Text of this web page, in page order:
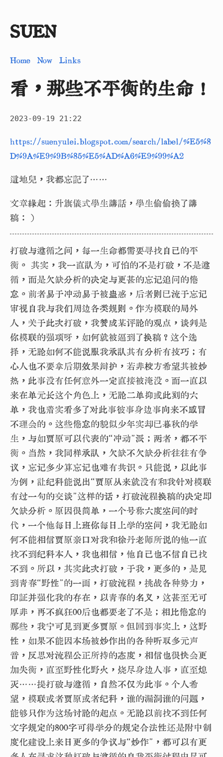
SUEN
Home Now Links
看，那些不平衡的生命！
2023-09-19 21:22
https://suenyulei.blogspot.com/search/label/%E5%8
D%9A%E9%9B%85%E5%AD%A6%E9%99%A2
這地兒，我都忘記了……
文章緣起：升旗儀式學生講話，學生偷偷換了講
稿：）
打破与遵循之间，每一生命都需要寻找自己的平
衡。 其实，我一直认为，可怕的不是打破，不是遵
循，而是欠缺分析的决定与更甚的忘记追问的倦
怠。前者易于冲动易于被蛊惑，后者则已流于忘记
审视自我与我们周边各类规则。作为模联的局外
人，关于此次打破，我赞成某评论的观点，谈判是
你模联的强项呀，如何就被逼到了换稿？这个选
择，无论如何不能说服我承认其有分析有技巧；有
心人也不要拿后期效果辩护，若非校方希望其被炒
热，此事没有任何意外一定直接被淹没。而一直以
来在单元长这个角色上，无论二单抑或此刻的六
单，我也着实看多了对此事彼事身边事向来不感冒
不理会的。这些倦怠的貌似少年实却已暮秋的学
生，与如贾原可以代表的“冲动”派；两者，都不平
衡。当然，我同样承认，欠缺不欠缺分析往往有争
议，忘记多少算忘记也难有共识。只能说，以此事
为例，让纪科能说出“贾原从来就没有和我针对模联
有过一句的交谈”这样的话，打破流程换稿的决定即
欠缺分析。原因很简单，一个号称六度空间的时
代，一个他每日上班你每日上学的空间，我无论如
何不能相信贾原亲口对我和徐丹老师所说的他一直
找不到纪科本人，我也相信，他自己也不信自己找
不到。所以，其实此次打破，于我，更多的，是见
到青春“野性”的一面，打破流程，挑战各种势力，
印证并强化我的存在，以青春的名义，这甚至无可
厚非，再不疯狂00后也都要老了不是；相比倦怠的
那些，我宁可见到更多贾原。但回到事实上，这野
性，如果不能因本场被炒作出的各种听取多元声
音，反思对流程公正所持的态度，相信也很快会更
加失衡，直至野性化野火，烧尽身边人事，直至熄
灭……提打破与遵循，自然不仅为此事。个人希
望，模联或者贾原或者纪科，谁的漏洞谁的问题，
能够只作为这场讨论的起点。无论以前找不到任何
文字规定的800字可得学分的规定合法性还是附中制
度化建设上来日更多的争议与“炒作”，都可以有更